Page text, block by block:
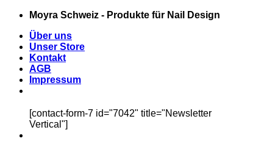
Zum
springen
Moyra Schweiz - Produkte für Nail Design
Über uns
Unser Store
Kontakt
AGB
Impressum
[contact-form-7 id="7042" title="Newsletter
Vertical"]